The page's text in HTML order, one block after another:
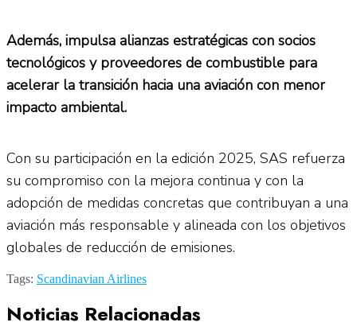
Además, impulsa alianzas estratégicas con socios
tecnológicos y proveedores de combustible para
acelerar la transición hacia una aviación con menor
impacto ambiental.
Con su participación en la edición 2025, SAS refuerza
su compromiso con la mejora continua y con la
adopción de medidas concretas que contribuyan a una
aviación más responsable y alineada con los objetivos
globales de reducción de emisiones.
Tags: Scandinavian Airlines
Noticias Relacionadas